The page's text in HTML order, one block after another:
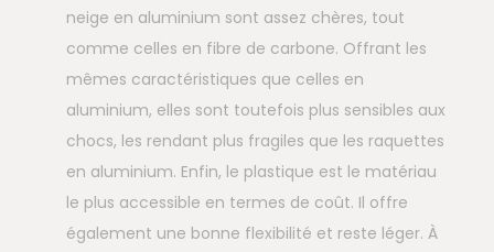
neige en aluminium sont assez chères, tout
comme celles en fibre de carbone. Offrant les
mêmes caractéristiques que celles en
aluminium, elles sont toutefois plus sensibles aux
chocs, les rendant plus fragiles que les raquettes
en aluminium. Enfin, le plastique est le matériau
le plus accessible en termes de coût. Il offre
également une bonne flexibilité et reste léger. À